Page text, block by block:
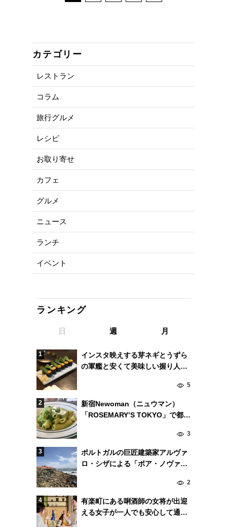
カテゴリー
レストラン
コラム
旅行グルメ
レシピ
お取り寄せ
カフェ
グルメ
ニュース
ランチ
イベント
ランキング
日 週 月
インスタ映えする芽ネギとうずら
の軍艦と安くて美味しい握り人気
5
新宿Newoman（ニュウマン）
「ROSEMARY’S TOKYO」で都会
3
ポルトガルの巨匠建築家アルヴァ
ロ・シザによる「ボア・ノヴァ」
2
有楽町にある唎酒師の女将が出迎
える女子が一人でも安心して通え